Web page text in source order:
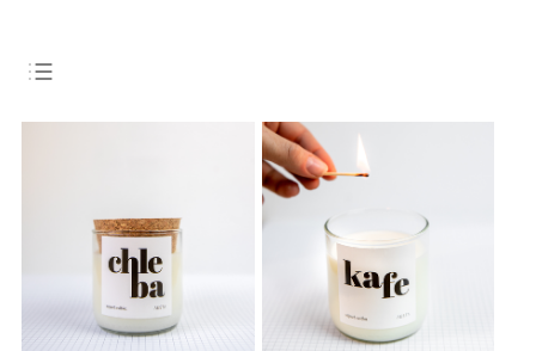
Nejprodávanější
Abecedně